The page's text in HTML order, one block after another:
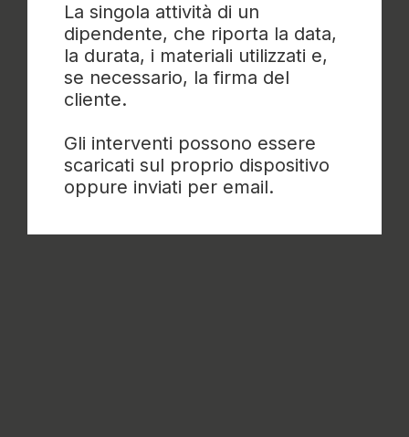
La singola attività di un
dipendente, che riporta la data,
la durata, i materiali utilizzati e,
se necessario, la firma del
cliente.
Gli interventi possono essere
scaricati sul proprio dispositivo
oppure inviati per email.